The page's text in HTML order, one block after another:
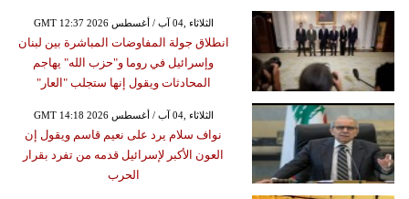
GMT 12:37 2026 الثلاثاء ,04 آب / أغسطس
انطلاق جولة المفاوضات المباشرة بين لبنان
وإسرائيل في روما و"حزب الله" يهاجم
المحادثات ويقول إنها ستجلب "العار"
GMT 14:18 2026 الثلاثاء ,04 آب / أغسطس
نواف سلام يرد على نعيم قاسم ويقول إن
العون الأكبر لإسرائيل قدمه من تفرد بقرار
الحرب